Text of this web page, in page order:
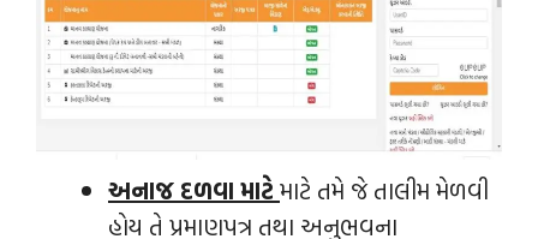
અનાજ દળવા માટે માટે તમે જે તાલીમ મેળવી
હોય તે પ્રમાણપત્ર તથા અનુભવના